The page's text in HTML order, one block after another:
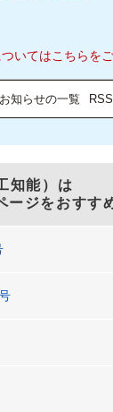
いてはこちらを
知らせの一覧 RSS
知能）は
ージをおすす